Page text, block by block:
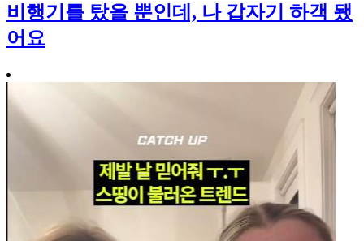
비행기를 탔을 뿐인데, 나 갑자기 하객 됐
어요